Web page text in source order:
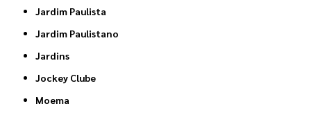
Jardim Paulista
Jardim Paulistano
Jardins
Jockey Clube
Moema